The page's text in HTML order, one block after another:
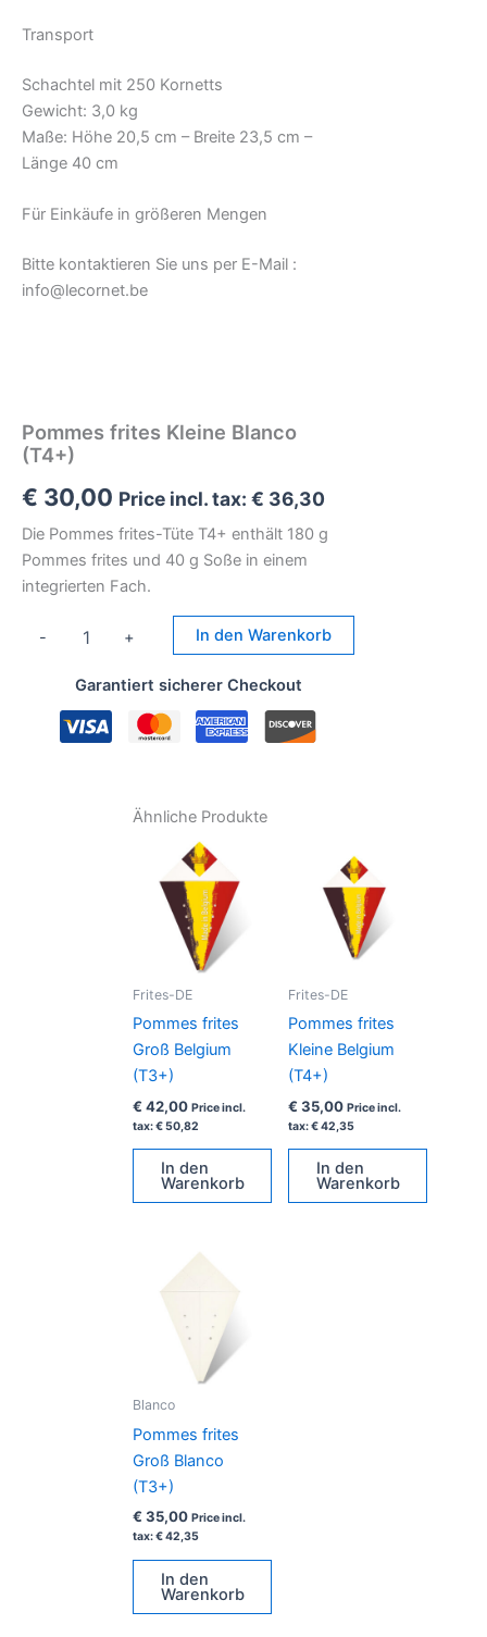
Transport
Schachtel mit 250 Kornetts
Gewicht: 3,0 kg
Maße: Höhe 20,5 cm – Breite 23,5 cm –
Länge 40 cm
Für Einkäufe in größeren Mengen
Bitte kontaktieren Sie uns per E-Mail :
info@lecornet.be
Pommes frites Kleine Blanco
(T4+)
€ 30,00 Price incl. tax: € 36,30
Die Pommes frites-Tüte T4+ enthält 180 g
Pommes frites und 40 g Soße in einem
integrierten Fach.
-
Menge
+ In den Warenkorb
Garantiert sicherer Checkout
Ähnliche Produkte
Frites-DE
Pommes frites
Groß Belgium
(T3+)
€ 42,00 Price incl.
tax:€50,82
In den
Warenkorb
Frites-DE
Pommes frites
Kleine Belgium
(T4+)
€ 35,00 Price incl.
tax:€42,35
In den
Warenkorb
Blanco
Pommes frites
Groß Blanco
(T3+)
€ 35,00 Price incl.
tax:€42,35
In den
Warenkorb